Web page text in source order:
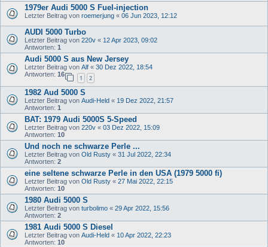
1979er Audi 5000 S Fuel-injection
Letzter Beitrag von roemerjung « 06 Jun 2023, 12:12
AUDI 5000 Turbo
Letzter Beitrag von 220v « 12 Apr 2023, 09:02
Antworten: 1
Audi 5000 S aus New Jersey
Letzter Beitrag von Alf « 30 Dez 2022, 18:54
Antworten: 16
1 2
1982 Aud 5000 S
Letzter Beitrag von Audi-Held « 19 Dez 2022, 21:57
Antworten: 1
BAT: 1979 Audi 5000S 5-Speed
Letzter Beitrag von 220v « 03 Dez 2022, 15:09
Antworten: 10
Und noch ne schwarze Perle ...
Letzter Beitrag von Old Rusty « 31 Jul 2022, 22:34
Antworten: 2
eine seltene schwarze Perle in den USA (1979 5000 fi)
Letzter Beitrag von Old Rusty « 27 Mai 2022, 22:15
Antworten: 10
1980 Audi 5000 S
Letzter Beitrag von turbolimo « 29 Apr 2022, 15:56
Antworten: 2
1981 Audi 5000 S Diesel
Letzter Beitrag von Audi-Held « 10 Apr 2022, 22:23
Antworten: 10